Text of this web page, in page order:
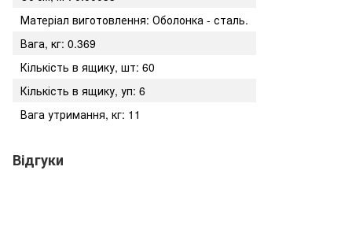
Матеріал виготовлення: Оболонка - сталь.
Вага, кг: 0.369
Кількість в ящику, шт: 60
Кількість в ящику, уп: 6
Вага утримання, кг: 11
Відгуки